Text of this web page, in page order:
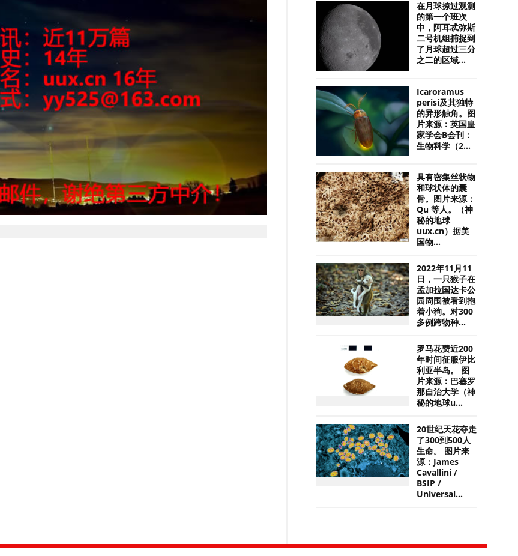
在月球掠过观测
的第一个班次
中，阿耳忒弥斯
二号机组捕捉到
了月球超过三分
之二的区域...
Icaroramus
perisi及其独特
的异形触角。图
片来源：英国皇
家学会B会刊：
生物科学（2...
具有密集丝状物
和球状体的囊
骨。图片来源：
Qu 等人。（神
秘的地球
uux.cn）据美
国物...
2022年11月11
日，一只猴子在
孟加拉国达卡公
园周围被看到抱
着小狗。对300
多例跨物种...
罗马花费近200
年时间征服伊比
利亚半岛。 图
片来源：巴塞罗
那自治大学（神
秘的地球u...
20世纪天花夺走
了300到500人
生命。 图片来
源：James
Cavallini /
BSIP /
Universal...